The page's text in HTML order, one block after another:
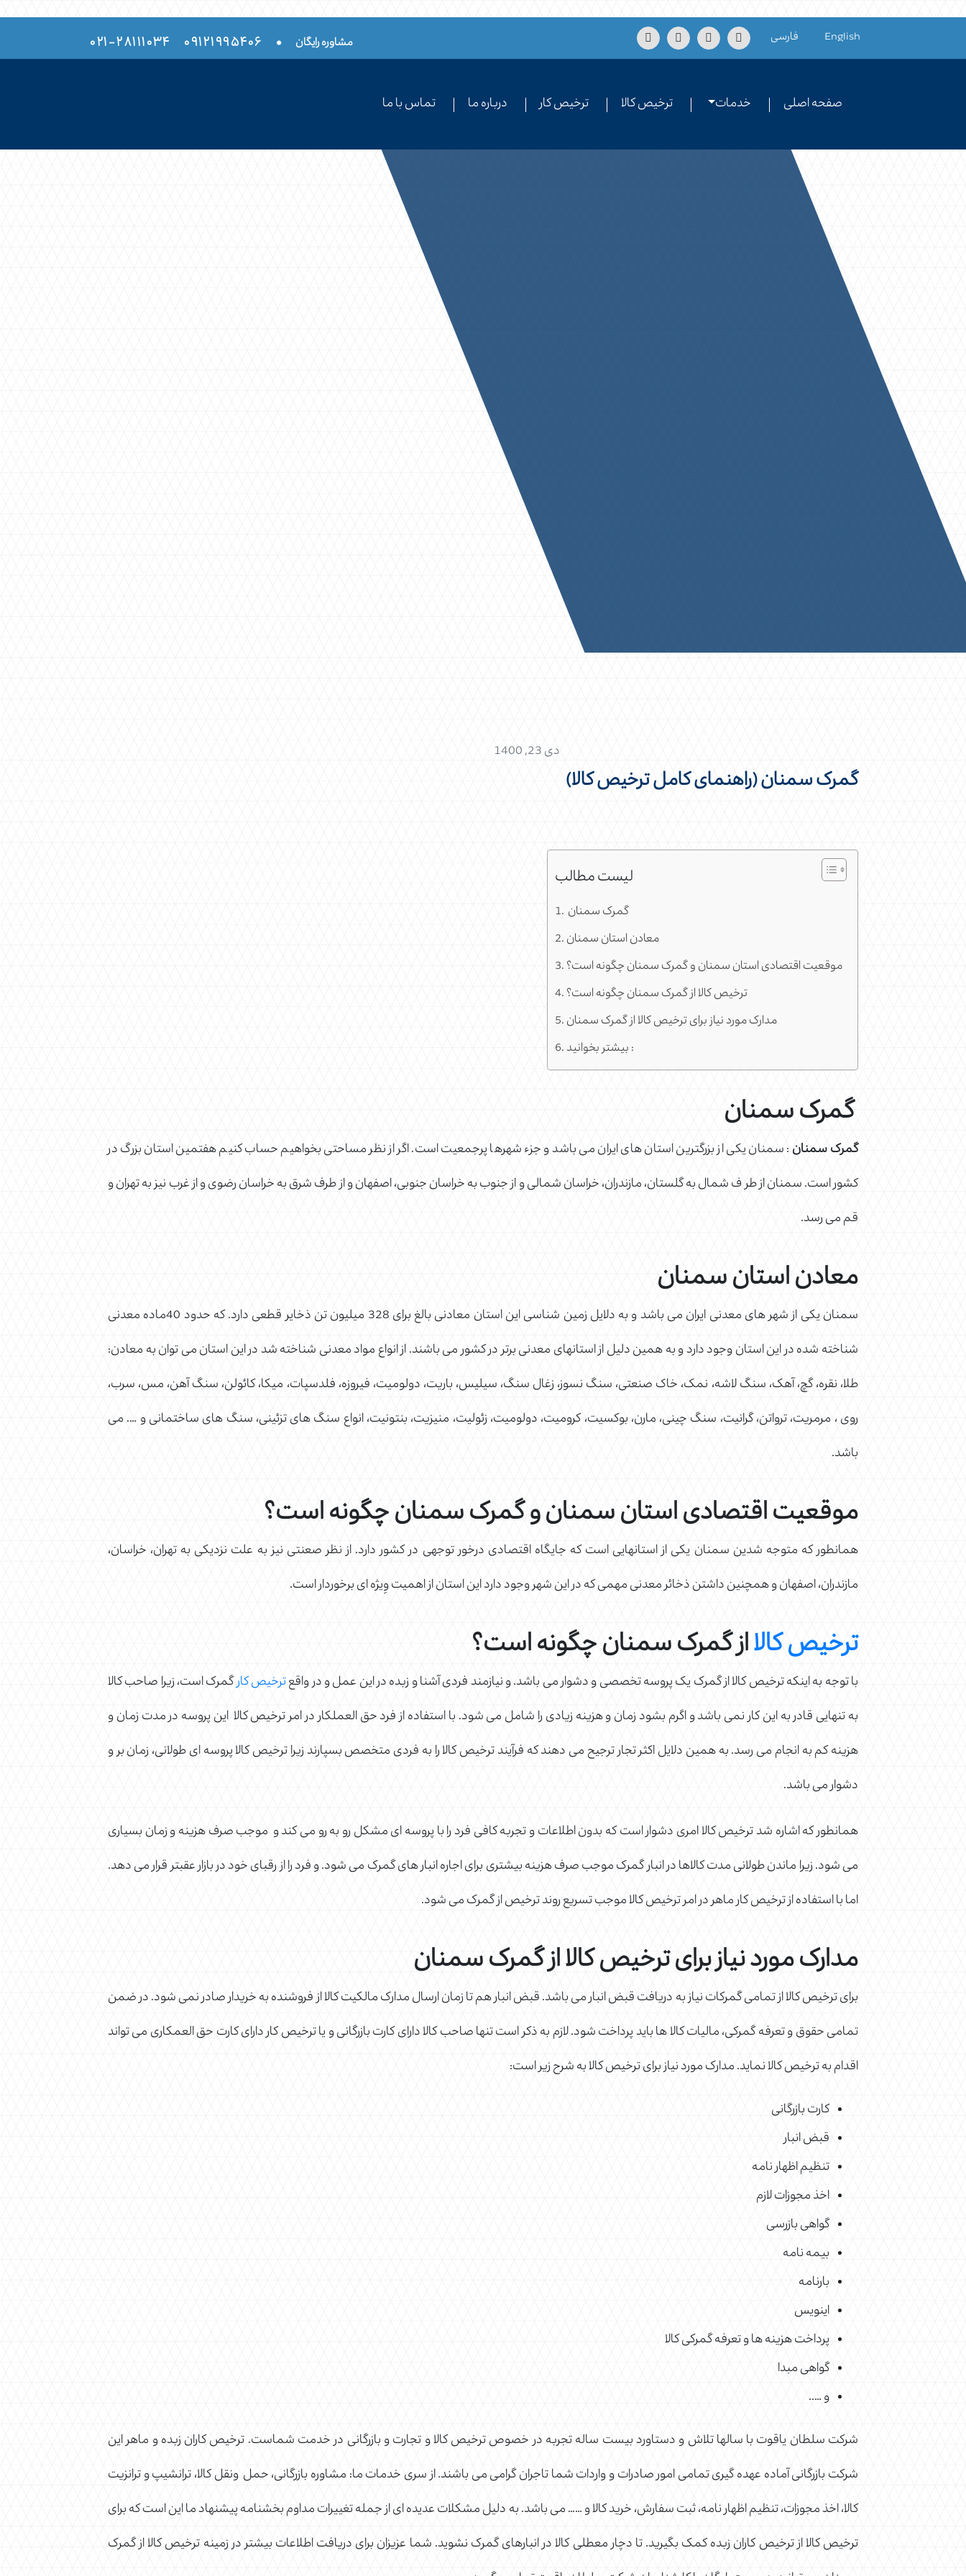
English فارسی مشاوره رایگان • ۰۹۱۲۱۹۹۵۴۰۶ ۲۸۱۱۱۰۳۴-۰۲۱
صفحه اصلی خدمات ترخیص کالا ترخیص کار درباره ما تماس با ما
دی 23, 1400
گمرک سمنان (راهنمای کامل ترخیص کالا)
لیست مطالب
گمرک سمنان
معادن استان سمنان
موقعیت اقتصادی استان سمنان و گمرک سمنان چگونه است؟
ترخیص کالا از گمرک سمنان چگونه است؟
مدارک مورد نیاز برای ترخیص کالا از گمرک سمنان
بیشتر بخوانید :
گمرک سمنان
گمرک سمنان : سمنان یکی از بزرگترین استان های ایران می باشد و جزء شهرها پرجمعیت است. اگر از نظر مساحتی بخواهیم حساب کنیم هفتمین استان بزرگ در
کشور است. سمنان از طر ف شمال به گلستان، مازندران، خراسان شمالی و از جنوب به خراسان جنوبی، اصفهان و از طرف شرق به خراسان رضوی و از غرب نیز به تهران و
قم می رسد.
معادن استان سمنان
سمنان یکی از شهر های معدنی ایران می باشد و به دلایل زمین شناسی این استان معادنی بالغ برای 328 میلیون تن ذخایر قطعی دارد. که حدود 40ماده معدنی
شناخته شده در این استان وجود دارد و به همین دلیل از استانهای معدنی برتر در کشور می باشند. از انواع مواد معدنی شناخته شد در این استان می توان به معادن:
طلا، نقره، گچ، آهک، سنگ لاشه، نمک، خاک صنعتی، سنگ نسوز، زغال سنگ، سیلیس، باریت، دولومیت، فیروزه، فلدسپات، میکا، کائولن، سنگ آهن، مس، سرب،
روی ، مرمریت، ترواتن، گرانیت، سنگ چینی، مارن، بوکسیت، کرومیت، دولومیت، زئولیت، منیزیت، بنتونیت، انواع سنگ های تزئینی، سنگ های ساختمانی و …. می
باشد.
موقعیت اقتصادی استان سمنان و گمرک سمنان چگونه است؟
همانطور که متوجه شدین سمنان یکی از استانهایی است که جایگاه اقتصادی درخور توجهی در کشور دارد. از نظر صعنتی نیز به علت نزدیکی به تهران، خراسان،
مازندران، اصفهان و همچنین داشتن ذخائر معدنی مهمی که در این شهر وجود دارد این استان از اهمیت وِیژه ای برخوردار است.
ترخیص کالااز گمرک سمنان چگونه است؟
با توجه به اینکه ترخیص کالا از گمرک یک پروسه تخصصی و دشوار می باشد. و نیازمند فردی آشنا و زبده در این عمل و در واقعترخیص کارگمرک است، زیرا صاحب کالا
به تنهایی قادر به این کار نمی باشد و اگرم بشود زمان و هزینه زیادی را شامل می شود. با استفاده از فرد حق العملکار در امر ترخیص کالا این پروسه در مدت زمان و
هزینه کم به انجام می رسد. به همین دلایل اکثر تجار ترجیح می دهند که فرآیند ترخیص کالا را به فردی متخصص بسپارند زیرا ترخیص کالا پروسه ای طولانی، زمان بر و
دشوار می باشد.
همانطور که اشاره شد ترخیص کالا امری دشوار است که بدون اطلاعات و تجربه کافی فرد را با پروسه ای مشکل رو به رو می کند و موجب صرف هزینه و زمان بسیاری
می شود. زیرا ماندن طولانی مدت کالاها در انبار گمرک موجب صرف هزینه بیشتری برای اجاره انبار های گمرک می شود. و فرد را از رقبای خود در بازار عقبتر قرار می دهد.
اما با استفاده از ترخیص کار ماهر در امر ترخیص کالا موجب تسریع روند ترخیص از گمرک می شود.
مدارک مورد نیاز برای ترخیص کالا از گمرک سمنان
برای ترخیص کالا از تمامی گمرکات نیاز به دریافت قبض انبار می باشد. قبض انبار هم تا زمان ارسال مدارک مالکیت کالا از فروشنده به خریدار صادر نمی شود. در ضمن
تمامی حقوق و تعرفه گمرکی، مالیات کالا ها باید پرداخت شود. لازم به ذکر است تنها صاحب کالا دارای کارت بازرگانی و یا ترخیص کار دارای کارت حق العمکاری می تواند
اقدام به ترخیص کالا نماید. مدارک مورد نیاز برای ترخیص کالا به شرح زیر است:
کارت بازرگانی
قبض انبار
تنظیم اظهار نامه
اخذ مجوزات لازم
گواهی بازرسی
بیمه نامه
بارنامه
اینویس
پرداخت هزینه ها و تعرفه گمرکی کالا
گواهی مبدا
و …..
شرکت سلطان یاقوت با سالها تلاش و دستاورد بیست ساله تجربه در خصوص ترخیص کالا و تجارت و بازرگانی در خدمت شماست. ترخیص کاران زبده و ماهر این
شرکت بازرگانی آماده عهده گیری تمامی امور صادرات و واردات شما تاجران گرامی می باشند. از سری خدمات ما: مشاوره بازرگانی، حمل ونقل کالا، ترانشیپ و ترانزیت
کالا، اخذ مجوزات، تنظیم اظهار نامه، ثبت سفارش، خرید کالا و …… می باشد. به دلیل مشکلات عدیده ای از جمله تغییرات مداوم بخشنامه پیشنهاد ما این است که برای
ترخیص کالا از ترخیص کاران زبده کمک بگیرید. تا دچار معطلی کالا در انبارهای گمرک نشوید. شما عزیزان برای دریافت اطلاعات بیشتر در زمینه ترخیص کالا از گمرک